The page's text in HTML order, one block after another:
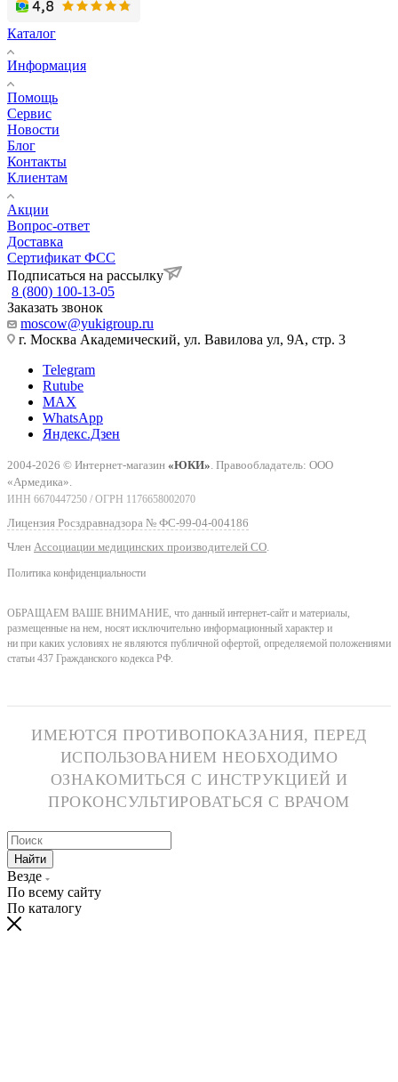
Каталог
Информация
Помощь
Сервис
Новости
Блог
Контакты
Клиентам
Акции
Вопрос-ответ
Доставка
Сертификат ФСС
Подписаться на рассылку
8 (800) 100-13-05
Заказать звонок
moscow@yukigroup.ru
г. Москва Академический, ул. Вавилова ул, 9А, стр. 3
Telegram
Rutube
MAX
WhatsApp
Яндекс.Дзен
2004-2026 © Интернет-магазин «ЮКИ» . Правообладатель: ООО
«Армедика».
ИНН 6670447250 / ОГРН 1176658002070
Лицензия Росздравнадзора № ФС-99-04-004186
Член Ассоциации медицинских производителей СО
Политика конфиденциальности
ОБРАЩАЕМ ВАШЕ ВНИМАНИЕ, что данный интернет-сайт и материалы,
размещенные на нем, носят исключительно информационный характер и
ни при каких условиях не являются публичной офертой, определяемой положениями
статьи 437 Гражданского кодекса РФ.
ИМЕЮТСЯ ПРОТИВОПОКАЗАНИЯ, ПЕРЕД
ИСПОЛЬЗОВАНИЕМ НЕОБХОДИМО
ОЗНАКОМИТЬСЯ С ИНСТРУКЦИЕЙ И
ПРОКОНСУЛЬТИРОВАТЬСЯ С ВРАЧОМ
Найти
Везде
По всему сайту
По каталогу